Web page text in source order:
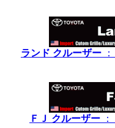
ランド クルーザー
ＦＪ クルーザー